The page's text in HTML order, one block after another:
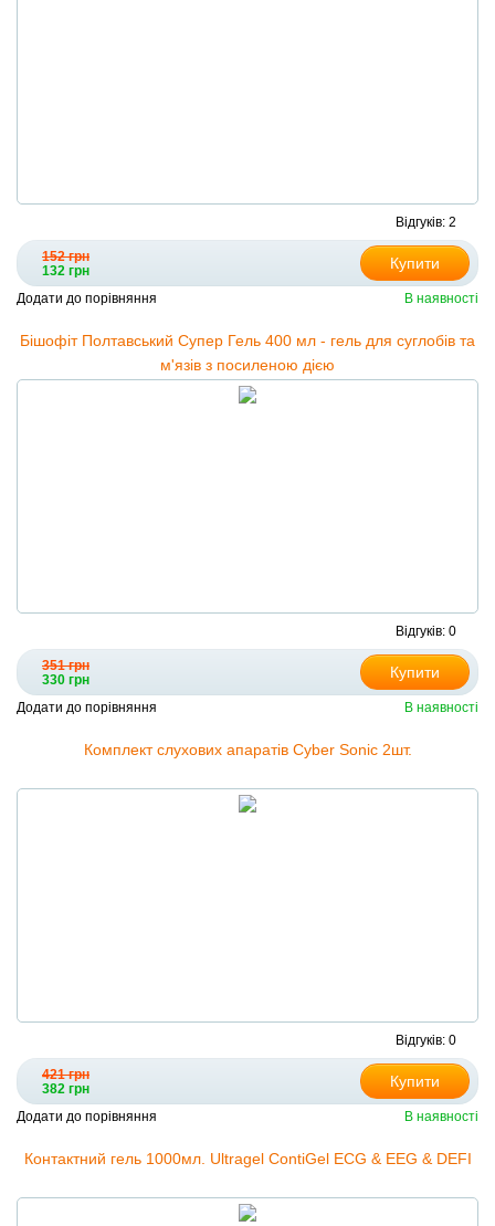
Відгуків: 2
152 грн
132 грн
Купити
Додати до порівняння В наявності
Бішофіт Полтавський Супер Гель 400 мл - гель для суглобів та
м'язів з посиленою дією
Відгуків: 0
351 грн
330 грн
Купити
Додати до порівняння В наявності
Комплект слухових апаратів Cyber Sonic 2шт.
Відгуків: 0
421 грн
382 грн
Купити
Додати до порівняння В наявності
Контактний гель 1000мл. Ultragel ContiGel ECG & EEG & DEFI